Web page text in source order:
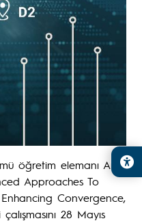
öğretim elemanı Arş.
Approaches To
Convergence,
28 Mayıs